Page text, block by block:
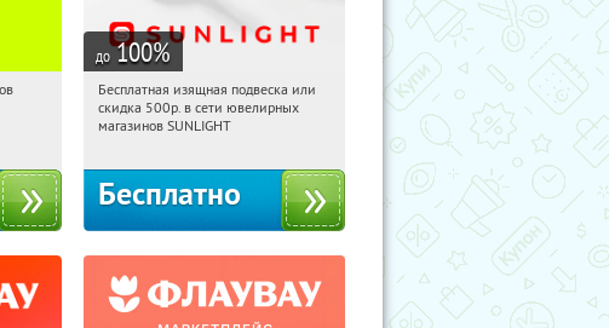
до 100%
11:14:25 Получили:
Россия
Бесплатная изящная подвеска или
скидка 500р. в сети ювелирных
магазинов SUNLIGHT
Бесплатно